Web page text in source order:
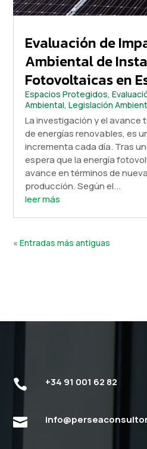
Evaluación de
Ambiental de
Fotovoltaicas en
Espacios Protegidos,
Ambiental,Legislación
La investigación y el avance
de energías renovables, es
incrementa cada día. Tras
espera que la energía
avance en términos de
producción. Según el...
leer más
« Entradas más antiguas
 +34 91 001 62 82
